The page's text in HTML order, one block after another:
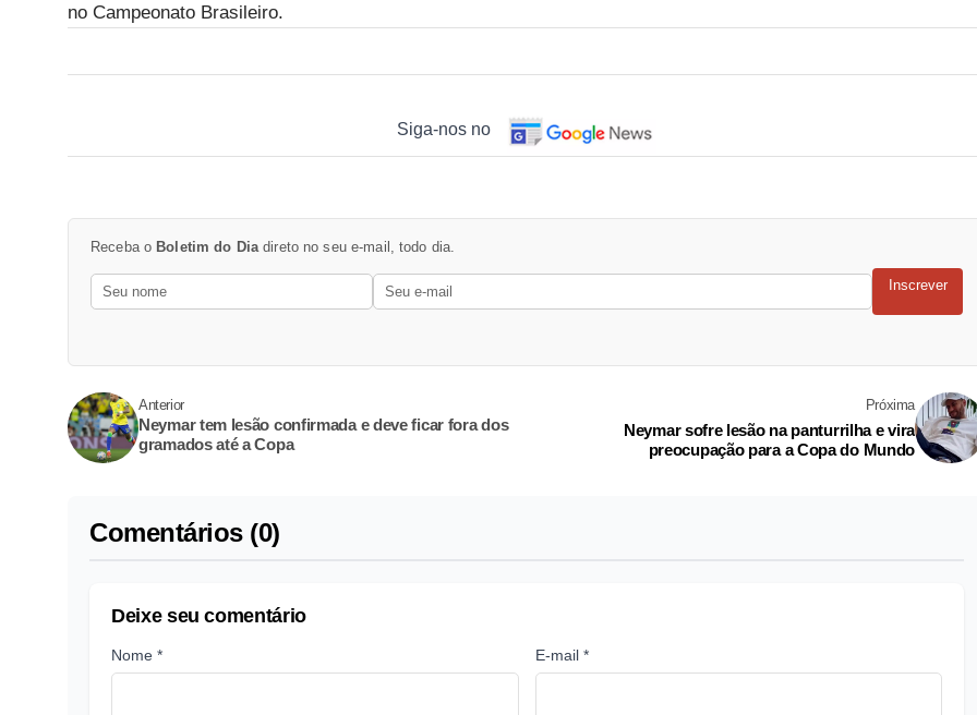
no Campeonato Brasileiro.
Siga-nos no
Receba o Boletim do Diadireto no seu e-mail, todo dia.
Inscrever
Anterior
Neymar tem lesão confirmada e deve ficar fora dos
gramados até a Copa
Próxima
Neymar sofre lesão na panturrilha e vira
preocupação para a Copa do Mundo
Comentários (0)
Deixe seu comentário
Nome * E-mail *